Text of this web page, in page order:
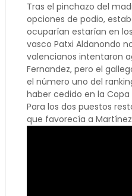
Tras el pinchazo del
opciones de podio,
ocuparían estarían en
vasco Patxi Aldanondo
valencianos intentaron
Fernandez, pero el
el número uno del
haber cedido en la Copa
Para los dos puestos
que favorecía a